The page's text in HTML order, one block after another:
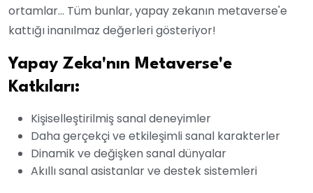
ortamlar… Tüm bunlar, yapay zekanın metaverse'e
kattığı inanılmaz değerleri gösteriyor!
Yapay Zeka'nın Metaverse'e
Katkıları:
Kişiselleştirilmiş sanal deneyimler
Daha gerçekçi ve etkileşimli sanal karakterler
Dinamik ve değişken sanal dünyalar
Akıllı sanal asistanlar ve destek sistemleri